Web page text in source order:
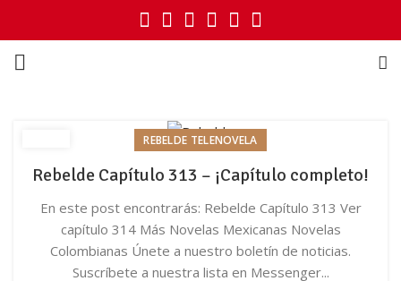
REBELDE TELENOVELA
Rebelde Capítulo 313 – ¡Capítulo completo!
En este post encontrarás: Rebelde Capítulo 313 Ver
capítulo 314 Más Novelas Mexicanas Novelas
Colombianas Únete a nuestro boletín de noticias.
Suscríbete a nuestra lista en Messenger...